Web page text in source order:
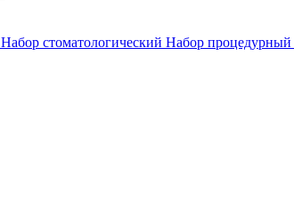
Набор стоматологический Набор процедурный